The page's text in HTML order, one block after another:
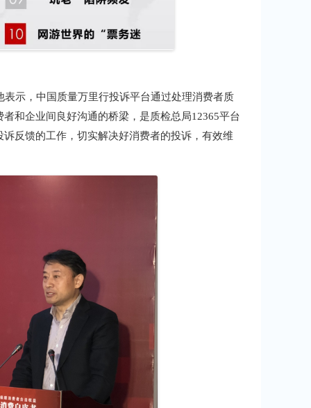
示，中国质量万里行投诉平台通过处理消费者质
和企业间良好沟通的桥梁，是质检总局12365平台
反馈的工作，切实解决好消费者的投诉，有效维